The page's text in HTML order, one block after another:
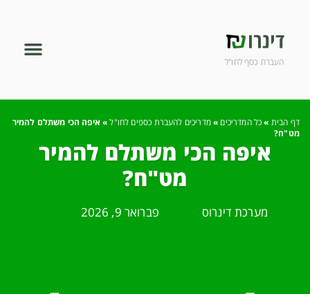
העברת כסף לחו"ל
דף הבית »כל המדריכים »מדריכים להעברת כספים לחו"ל» איפה הכי משתלם להמיר
מט"ח?
איפה הכי משתלם להמיר
מט"ח?
מערכת דינרוס פברואר 9, 2026